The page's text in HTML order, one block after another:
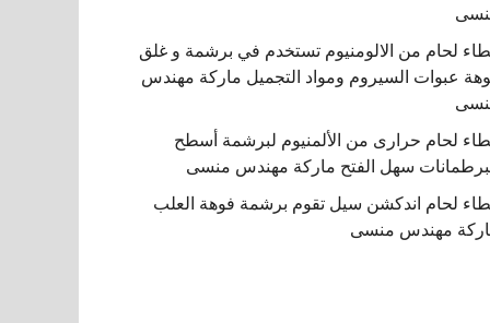
لحام من الالومنيوم تستخدم في برشمة و غلق
عبوات السيروم ومواد التجميل ماركة مهندس
لحام حرارى من الألمنيوم لبرشمة أسطح
سهل الفتح ماركة مهندس منسى
لحام اندكشن سيل تقوم برشمة فوهة العلب
مهندس منسى